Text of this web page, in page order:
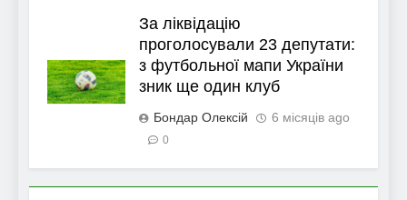
За ліквідацію
проголосували 23 депутати:
з футбольної мапи України
зник ще один клуб
Бондар Олексій 6 місяців ago
0